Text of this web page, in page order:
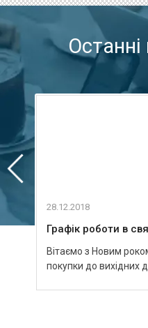
28.12.2018
Графік роботи в
Вітаємо з Новим
покупки до вихідних